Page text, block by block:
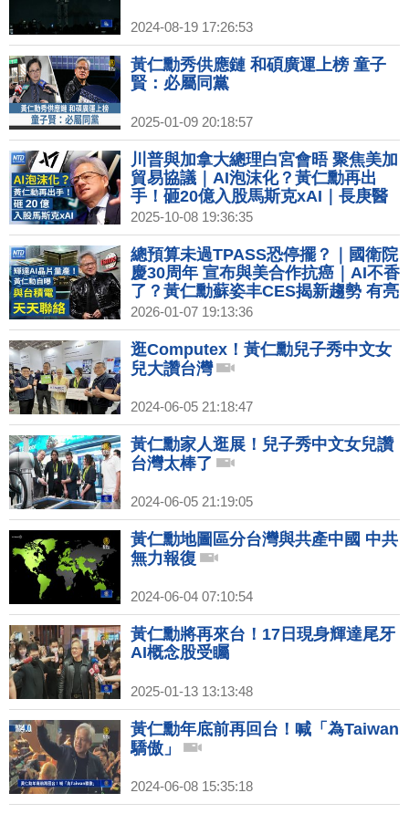
2024-08-19 17:26:53
黃仁勳秀供應鏈 和碩廣運上榜 童子
賢：必屬同黨
2025-01-09 20:18:57
川普與加拿大總理白宮會晤 聚焦美加
貿易協議｜AI泡沫化？黃仁勳再出
手！砸20億入股馬斯克xAI｜長庚醫
科砸35億設新廠 插旗嘉義馬稠後園區
｜中共稱十一消費增長 當地居民：沒
人氣也沒生意｜巴黎時裝週香奈兒打
造星際宇宙 妮可基嫚白衫亮相
2025-10-08 19:36:35
總預算未過TPASS恐停擺？｜國衛院
慶30周年 宣布與美合作抗癌｜AI不香
了？黃仁勳蘇姿丰CES揭新趨勢 有亮
點？｜川普宣布與委國達原油協議 將
向美出口5千萬桶｜歐洲寒潮來襲 數
百航班被迫取消
2026-01-07 19:13:36
逛Computex！黃仁勳兒子秀中文女
兒大讚台灣
2024-06-05 21:18:47
黃仁勳家人逛展！兒子秀中文女兒讚
台灣太棒了
2024-06-05 21:19:05
黃仁勳地圖區分台灣與共產中國 中共
無力報復
2024-06-04 07:10:54
黃仁勳將再來台！17日現身輝達尾牙
AI概念股受矚
2025-01-13 13:13:48
黃仁勳年底前再回台！喊「為Taiwan
驕傲」
2024-06-08 15:35:18